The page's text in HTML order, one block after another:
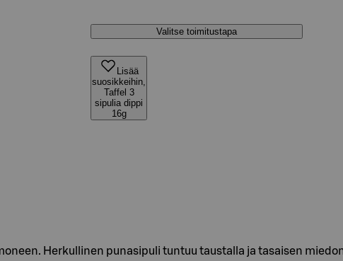
Valitse toimitustapa
Lisää
suosikkeihin,
Taffel 3
sipulia dippi
16g
Herkullinen punasipuli tuntuu taustalla ja tasaisen